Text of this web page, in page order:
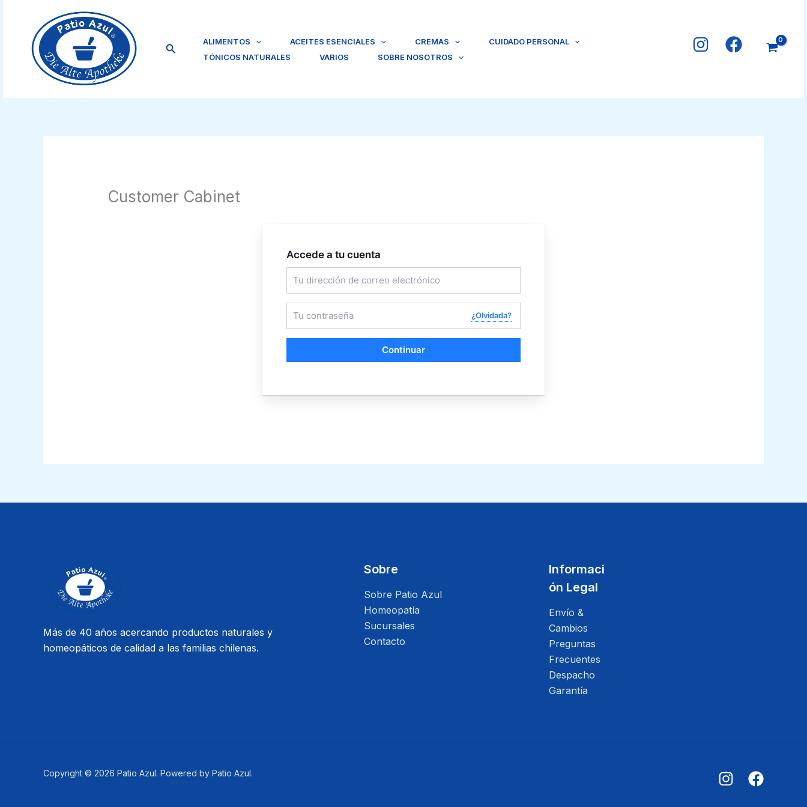
contenido
Buscar ALIMENTOS ACEITES ESENCIALES CREMAS
CUIDADO PERSONAL
TÓNICOS NATURALES
VARIOS SOBRE NOSOTROS
Customer Cabinet
Accede a tu cuenta
¿Olvidada?
Continuar
Más de 40 años acercando productos naturales y
homeopáticos de calidad a las familias chilenas.
Sobre
Sobre Patio Azul
Homeopatía
Sucursales
Contacto
Informaci
ón Legal
Envío &
Cambios
Preguntas
Frecuentes
Despacho
Garantía
Copyright © 2026 Patio Azul. Powered by Patio Azul.